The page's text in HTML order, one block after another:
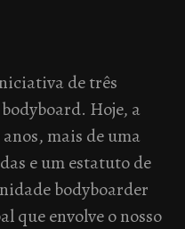
de três
Hoje, a
mais de uma
e um estatuto de
bodyboarder
que envolve o nosso